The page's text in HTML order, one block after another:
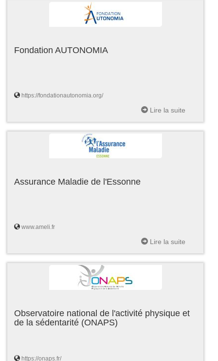
Fondation AUTONOMIA
https://fondationautonomia.org/
Lire la suite
Assurance Maladie de l'Essonne
www.ameli.fr
Lire la suite
Observatoire national de l'activité physique et
de la sédentarité (ONAPS)
https://onaps.fr/